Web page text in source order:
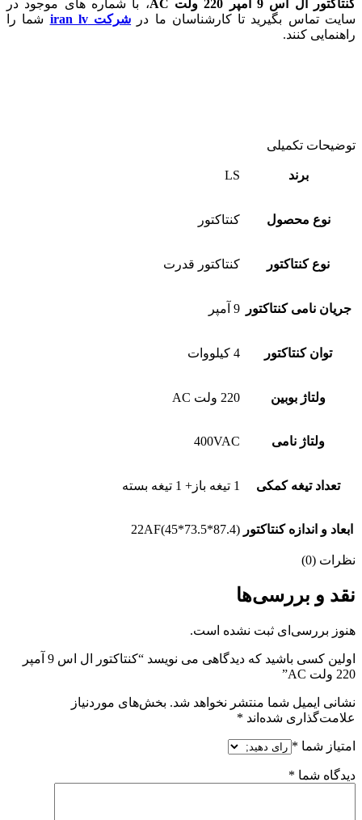
کنتاکتور ال اس 9 آمپر 220 ولت AC
، با شماره های موجود در
سایت تماس بگیرید تا کارشناسان ما در شرکت iran lv
شما را
راهنمایی کنند.
توضیحات تکمیلی
برند LS
نوع محصول کنتاکتور
نوع کنتاکتور کنتاکتور قدرت
جریان نامی کنتاکتور 9 آمپر
توان کنتاکتور 4 کیلووات
ولتاژ بوبین 220 ولت AC
ولتاژ نامی 400VAC
تعداد تیغه کمکی 1 تیغه باز+ 1 تیغه بسته
ابعاد و اندازه کنتاکتور 22AF(45*73.5*87.4)
نظرات (0)
نقد و بررسی‌ها
هنوز بررسی‌ای ثبت نشده است.
اولین کسی باشید که دیدگاهی می نویسد “کنتاکتور ال اس 9 آمپر
220 ولت AC”
نشانی ایمیل شما منتشر نخواهد شد. بخش‌های موردنیاز
علامت‌گذاری شده‌اند *
امتیاز شما *
دیدگاه شما *